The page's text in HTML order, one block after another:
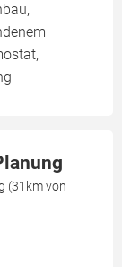
(31km von